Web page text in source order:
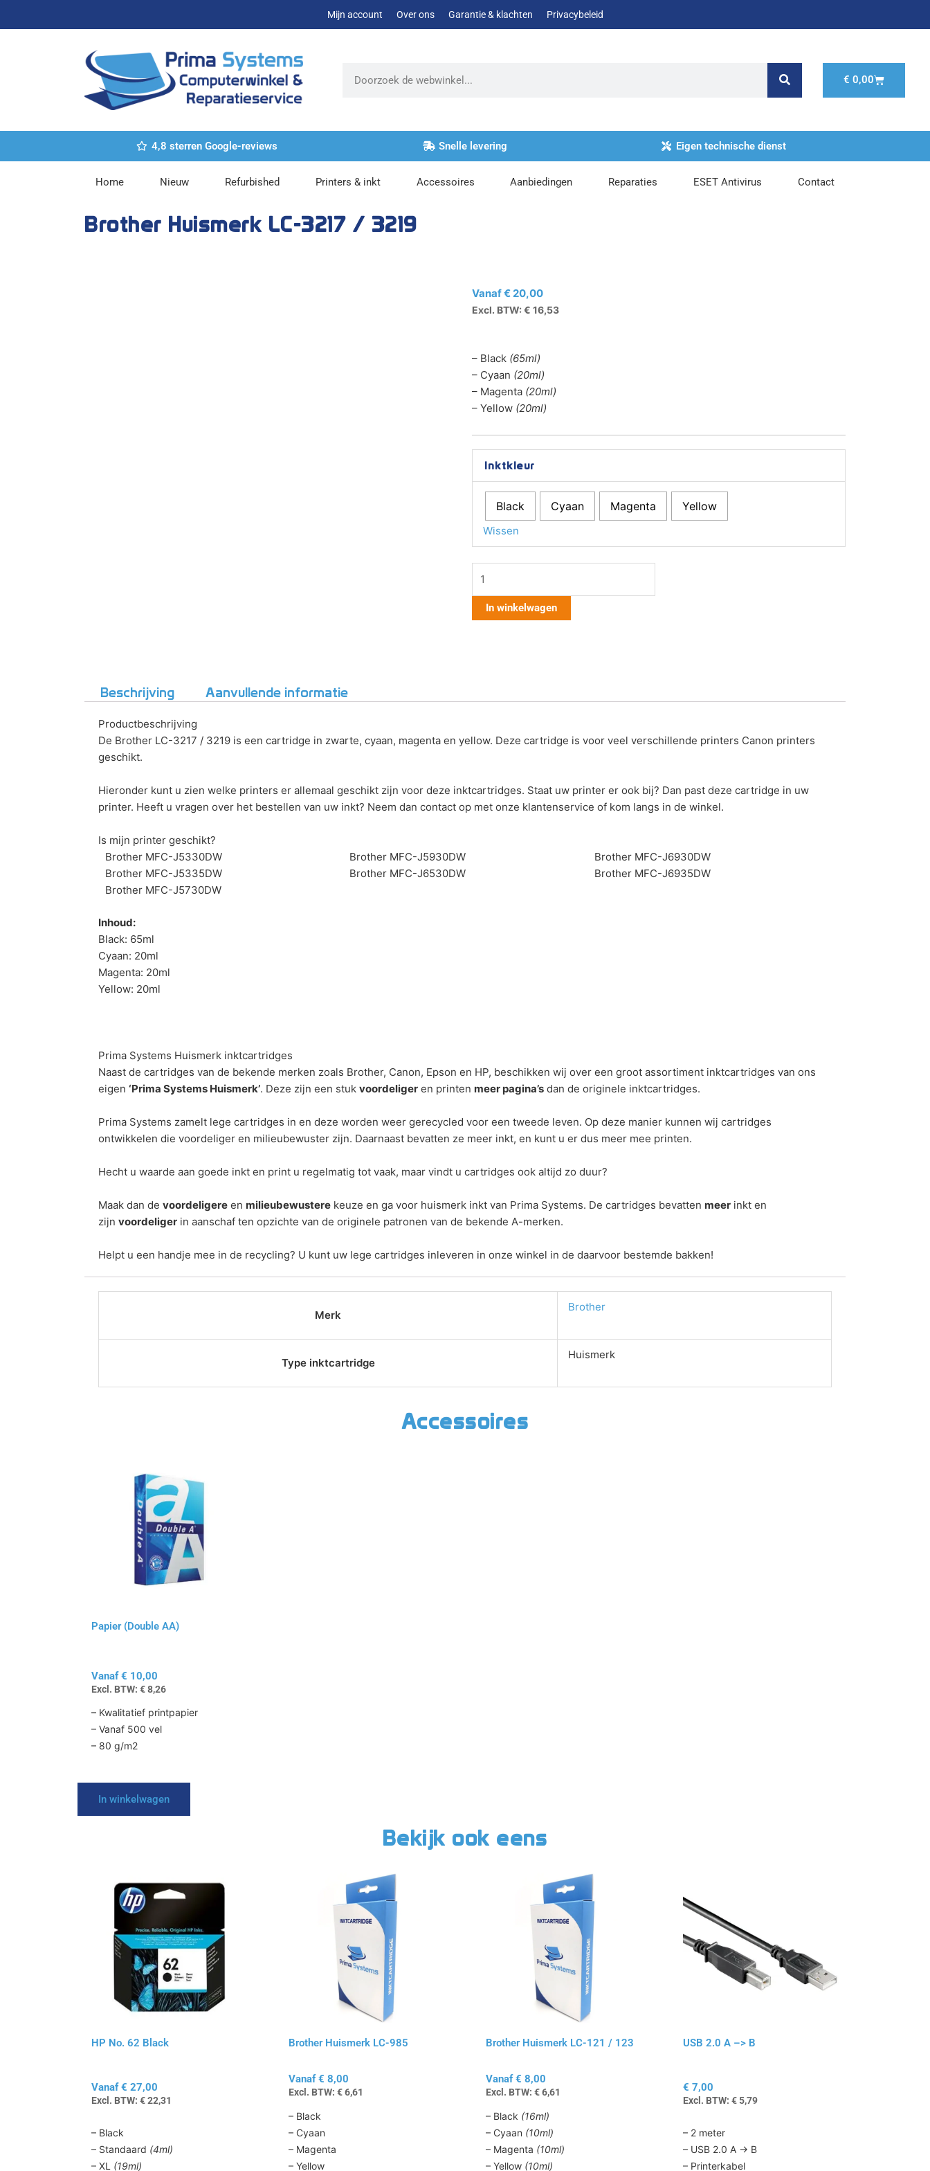
Mijn account Over ons Garantie & klachten Privacybeleid
€ 0,00
4,8 sterren Google-reviews Snelle levering Eigen technische dienst
Home Nieuw Refurbished Printers & inkt Accessoires Aanbiedingen Reparaties ESET Antivirus Contact
Brother Huismerk LC-3217 / 3219
Vanaf€ 20,00
Excl. BTW: € 16,53
– Black (65ml)
– Cyaan (20ml)
– Magenta (20ml)
– Yellow (20ml)
Inktkleur
Black Cyaan Magenta Yellow
Wissen
Huismerk
LC-
In winkelwagen
Beschrijving Aanvullende informatie
Productbeschrijving
De Brother LC-3217 / 3219 is een cartridge in zwarte, cyaan, magenta en yellow. Deze cartridge is voor veel verschillende printers Canon printers
geschikt.
Hieronder kunt u zien welke printers er allemaal geschikt zijn voor deze inktcartridges. Staat uw printer er ook bij? Dan past deze cartridge in uw
printer. Heeft u vragen over het bestellen van uw inkt? Neem dan contact op met onze klantenservice of kom langs in de winkel.
Is mijn printer geschikt?
Brother MFC-J5330DW
Brother MFC-J5335DW
Brother MFC-J5730DW
Brother MFC-J5930DW
Brother MFC-J6530DW
Brother MFC-J6930DW
Brother MFC-J6935DW
Inhoud:
Black: 65ml
Cyaan: 20ml
Magenta: 20ml
Yellow: 20ml
Prima Systems Huismerk inktcartridges
Naast de cartridges van de bekende merken zoals Brother, Canon, Epson en HP, beschikken wij over een groot assortiment inktcartridges van ons
eigen ‘Prima Systems Huismerk’. Deze zijn een stuk voordeliger en printen meer pagina’s dan de originele inktcartridges.
Prima Systems zamelt lege cartridges in en deze worden weer gerecycled voor een tweede leven. Op deze manier kunnen wij cartridges
ontwikkelen die voordeliger en milieubewuster zijn. Daarnaast bevatten ze meer inkt, en kunt u er dus meer mee printen.
Hecht u waarde aan goede inkt en print u regelmatig tot vaak, maar vindt u cartridges ook altijd zo duur?
Maak dan de voordeligere en milieubewustere keuze en ga voor huismerk inkt van Prima Systems. De cartridges bevatten meer inkt en
zijn voordeliger in aanschaf ten opzichte van de originele patronen van de bekende A-merken.
Helpt u een handje mee in de recycling? U kunt uw lege cartridges inleveren in onze winkel in de daarvoor bestemde bakken!
Merk
Brother
Type inktcartridge
Huismerk
Accessoires
Papier (Double AA)
Vanaf€ 10,00
Excl. BTW: €8,26
– Kwalitatief printpapier
– Vanaf 500 vel
– 80 g/m2
In winkelwagen
Bekijk ook eens
HP No. 62 Black
Vanaf€ 27,00
Excl. BTW: €22,31
– Black
– Standaard (4ml)
– XL (19ml)
product
variaties.
gekozen
Brother Huismerk LC-985
Vanaf€ 8,00
Excl. BTW: €6,61
– Black
– Cyaan
– Magenta
– Yellow
productpagina
Brother Huismerk LC-121 / 123
Vanaf€ 8,00
Excl. BTW: €6,61
– Black (16ml)
– Cyaan (10ml)
– Magenta (10ml)
– Yellow (10ml)
productpagina
USB 2.0 A –> B
€ 7,00
Excl. BTW: €5,79
– 2 meter
– USB 2.0 A -> B
– Printerkabel